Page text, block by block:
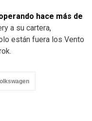
hace más de
a su cartera,
están fuera los Vento